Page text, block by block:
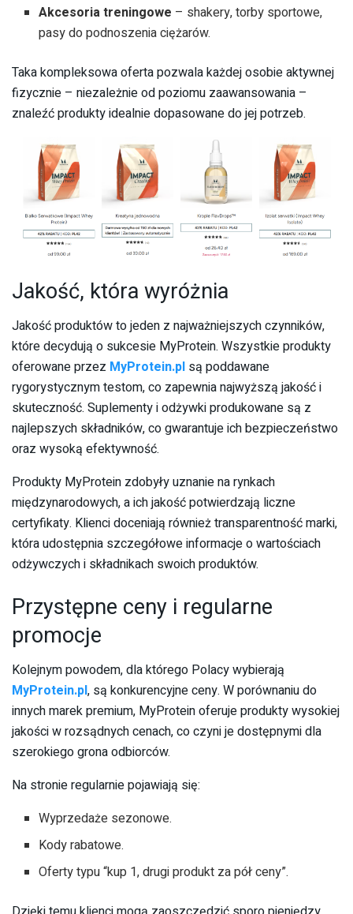
Akcesoria treningowe – shakery, torby sportowe,
pasy do podnoszenia ciężarów.
Taka kompleksowa oferta pozwala każdej osobie aktywnej
fizycznie – niezależnie od poziomu zaawansowania –
znaleźć produkty idealnie dopasowane do jej potrzeb.
Jakość, która wyróżnia
Jakość produktów to jeden z najważniejszych czynników,
które decydują o sukcesie MyProtein. Wszystkie produkty
oferowane przez MyProtein.pl są poddawane
rygorystycznym testom, co zapewnia najwyższą jakość i
skuteczność. Suplementy i odżywki produkowane są z
najlepszych składników, co gwarantuje ich bezpieczeństwo
oraz wysoką efektywność.
Produkty MyProtein zdobyły uznanie na rynkach
międzynarodowych, a ich jakość potwierdzają liczne
certyfikaty. Klienci doceniają również transparentność marki,
która udostępnia szczegółowe informacje o wartościach
odżywczych i składnikach swoich produktów.
Przystępne ceny i regularne
promocje
Kolejnym powodem, dla którego Polacy wybierają
MyProtein.pl, są konkurencyjne ceny. W porównaniu do
innych marek premium, MyProtein oferuje produkty wysokiej
jakości w rozsądnych cenach, co czyni je dostępnymi dla
szerokiego grona odbiorców.
Na stronie regularnie pojawiają się:
Wyprzedaże sezonowe.
Kody rabatowe.
Oferty typu “kup 1, drugi produkt za pół ceny”.